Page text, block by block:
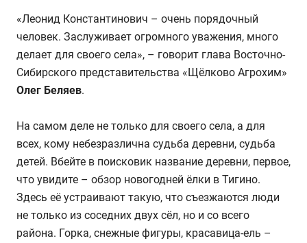
«Леонид Константинович – очень порядочный
человек. Заслуживает огромного уважения, много
делает для своего села», – говорит глава Восточно-
Сибирского представительства «Щёлково Агрохим»
Олег Беляев.
На самом деле не только для своего села, а для
всех, кому небезразлична судьба деревни, судьба
детей. Вбейте в поисковик название деревни, первое,
что увидите – обзор новогодней ёлки в Тигино.
Здесь её устраивают такую, что съезжаются люди
не только из соседних двух сёл, но и со всего
района. Горка, снежные фигуры, красавица-ель –